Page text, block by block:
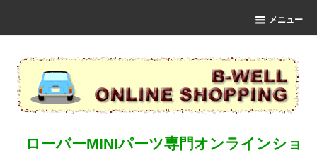
メニュー
ローバーMINIパーツ専門オンラインショ